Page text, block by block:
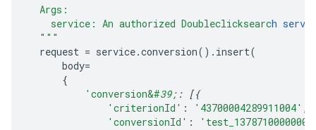
  Args:
    service: An authorized Doubleclicksearc
h
  """
request = service.conversion() . insert(
body=
{
'conversion&#39; : [{
'criterionId' : '43700004289911004' ,
'conversionId' : 'test_1378710000000'